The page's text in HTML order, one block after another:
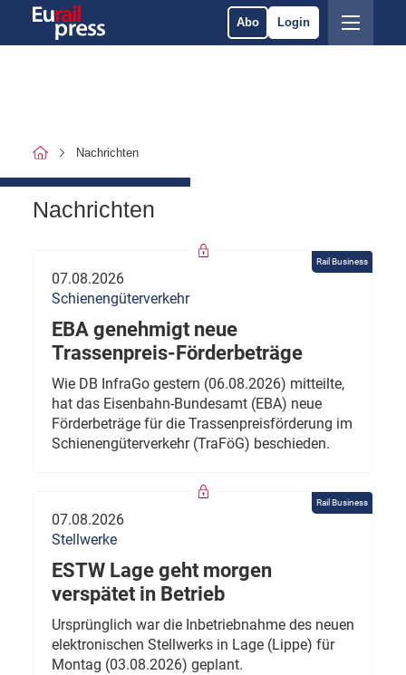
Abo Login
Nachrichten
Nachrichten
Rail Business
07.08.2026
Schienengüterverkehr
EBA genehmigt neue
Trassenpreis-Förderbeträge
Wie DB InfraGo gestern (06.08.2026) mitteilte,
hat das Eisenbahn-Bundesamt (EBA) neue
Förderbeträge für die Trassenpreisförderung im
Schienengüterverkehr (TraFöG) beschieden.
Rail Business
07.08.2026
Stellwerke
ESTW Lage geht morgen
verspätet in Betrieb
Ursprünglich war die Inbetriebnahme des neuen
elektronischen Stellwerks in Lage (Lippe) für
Montag (03.08.2026) geplant.